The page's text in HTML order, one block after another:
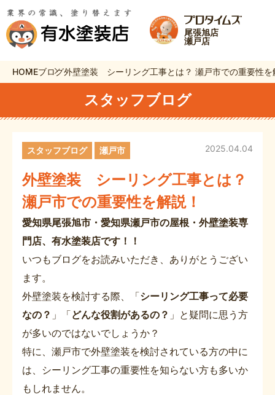
尾張旭店
瀬戸店
HOMEブログ外壁塗装 シーリング工事とは？ 瀬戸市での重要性を
スタッフブログ
外壁塗装 シーリング工事とは？
瀬戸市での重要性を解説！
2025.04.04
スタッフブログ 瀬戸市
愛知県尾張旭市・愛知県瀬戸市の屋根・外壁塗装専
門店、有水塗装店です！！
いつもブログをお読みいただき、ありがとうござい
ます。
外壁塗装を検討する際、「シーリング工事って必要
なの？ 」「どんな役割があるの？ 」と疑問に思う方
が多いのではないでしょうか？
特に、瀬戸市で外壁塗装を検討されている方の中に
は、シーリング工事の重要性を知らない方も多いか
もしれません。